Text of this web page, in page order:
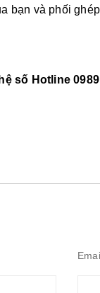
bạn và phối
số Hotline